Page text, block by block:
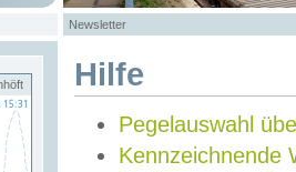
Newsletter
Hilfe
Pegelauswahl
Kennzeichnende